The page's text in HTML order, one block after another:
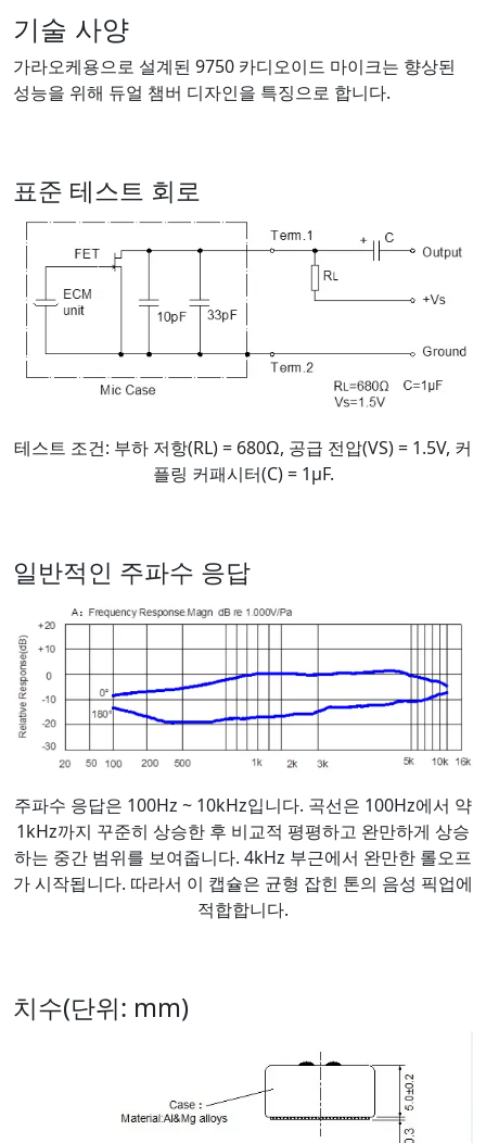
기술 사양
가라오케용으로 설계된 9750 카디오이드 마이크는 향상된
성능을 위해 듀얼 챔버 디자인을 특징으로 합니다.
표준 테스트 회로
테스트 조건: 부하 저항(RL) = 680Ω, 공급 전압(VS) = 1.5V, 커
플링 커패시터(C) = 1μF.
일반적인 주파수 응답
주파수 응답은 100Hz ~ 10kHz입니다. 곡선은 100Hz에서 약
1kHz까지 꾸준히 상승한 후 비교적 평평하고 완만하게 상승
하는 중간 범위를 보여줍니다. 4kHz 부근에서 완만한 롤오프
가 시작됩니다. 따라서 이 캡슐은 균형 잡힌 톤의 음성 픽업에
적합합니다.
치수(단위: mm)